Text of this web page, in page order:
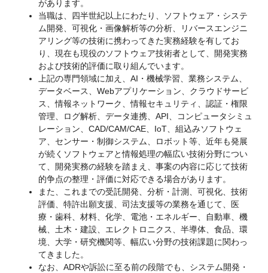
があります。
当職は、四半世紀以上にわたり、ソフトウェア・システ
ム開発、可視化・画像解析等の分析、リバースエンジニ
アリング等の技術に携わってきた実務経験を有してお
り、現在も現役のソフトウェア技術者として、開発実務
および技術的評価に取り組んでいます。
上記の専門領域に加え、AI・機械学習、業務システム、
データベース、Webアプリケーション、クラウドサービ
ス、情報ネットワーク、情報セキュリティ、認証・権限
管理、ログ解析、データ連携、API、コンピュータシミュ
レーション、CAD/CAM/CAE、IoT、組込みソフトウェ
ア、センサー・制御システム、ロボット等、近年も発展
が続くソフトウェアと情報処理の幅広い技術分野につい
て、開発実務の経験を踏まえ、事案の内容に応じて技術
的争点の整理・評価に対応できる場合があります。
また、これまでの受託開発、分析・計測、可視化、技術
評価、特許出願支援、司法支援等の業務を通じて、医
療・歯科、材料、化学、電池・エネルギー、自動車、機
械、土木・建設、エレクトロニクス、半導体、食品、環
境、大学・研究機関等、幅広い分野の技術課題に関わっ
てきました。
なお、ADRや訴訟に至る前の段階でも、システム開発・